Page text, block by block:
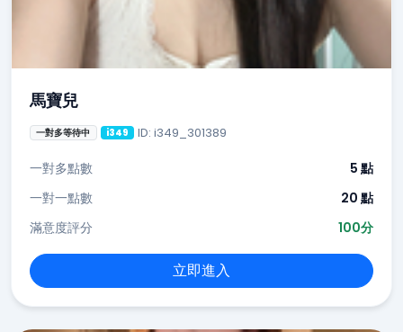
馬寶兒
一對多等待中 i349 ID: i349_301389
一對多點數
5 點
一對一點數
20 點
滿意度評分
100分
立即進入